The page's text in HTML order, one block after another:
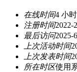
在线时间4 小时
注册时间2022-
最后访问2025-
上次活动时间
上次发表时间
所在时区使用